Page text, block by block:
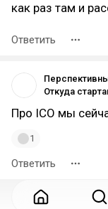
как раз там и
Ответить
Про ICO мы
1
Ответить